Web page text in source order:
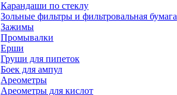
Карандаши по стеклу
Зольные фильтры и фильтровальная бумага
Зажимы
Промывалки
Ерши
Груши для пипеток
Боек для ампул
Ареометры
Ареометры для кислот